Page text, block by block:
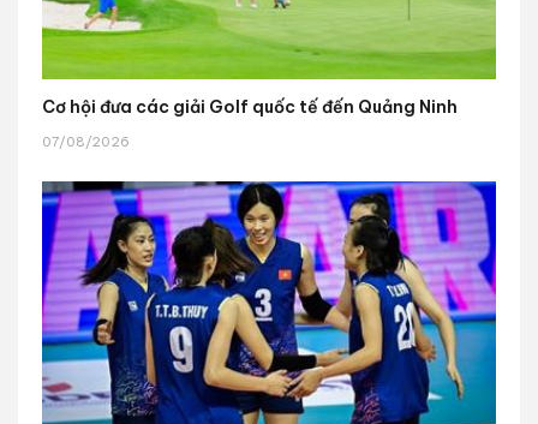
Cơ hội đưa các giải Golf quốc tế đến Quảng Ninh
07/08/2026